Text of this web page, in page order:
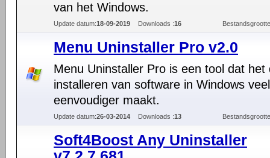
van het Windows.
Update datum:18-09-2019 Downloads :16
Menu Uninstaller Pro v2.0
Menu Uninstaller Pro is een tool dat het
installeren van software in Windows veel
eenvoudiger maakt.
Update datum:26-03-2014 Downloads :13
Soft4Boost Any Uninstaller